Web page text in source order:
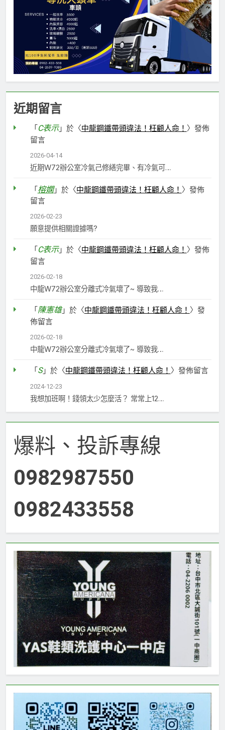
近期留言
「 C表示」於〈中龍鋼鐵帶頭違法！枉顧人命！ 〉發佈
留言
2026-04-14
近期W72辦公室冷氣己修繕完畢、有冷氣可…
「 榕嫻」於〈中龍鋼鐵帶頭違法！枉顧人命！ 〉發佈
留言
2026-02-23
願意提供相關證據嗎?
「 C表示」於〈中龍鋼鐵帶頭違法！枉顧人命！ 〉發佈
留言
2026-02-18
中龍W72辦公室分離式冷氣壞了~ 導致我…
「 陳憲雄」於〈中龍鋼鐵帶頭違法！枉顧人命！ 〉發
佈留言
2026-02-18
中龍W72辦公室分離式冷氣壞了~ 導致我…
「 S」於〈中龍鋼鐵帶頭違法！枉顧人命！ 〉發佈留言
2024-12-23
我想加班啊！錢領太少怎麼活？ 常常上12…
爆料、投訴專線
0982987550
0982433558